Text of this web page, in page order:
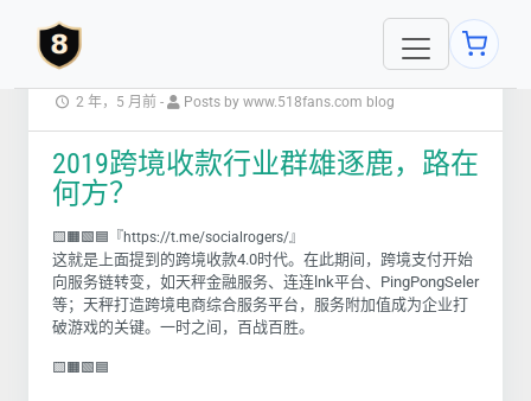
2 年，5 月前 - Posts by www.518fans.com blog
2019跨境收款行业群雄逐鹿，路在
何方？
🟨🟧🟩🟦『https://t.me/socialrogers/』
这就是上面提到的跨境收款4.0时代。在此期间，跨境支付开始
向服务链转变，如天秤金融服务、连连lnk平台、PingPongSeler
等；天秤打造跨境电商综合服务平台，服务附加值成为企业打
破游戏的关键。一时之间，百战百胜。
🟨🟧🟩🟦